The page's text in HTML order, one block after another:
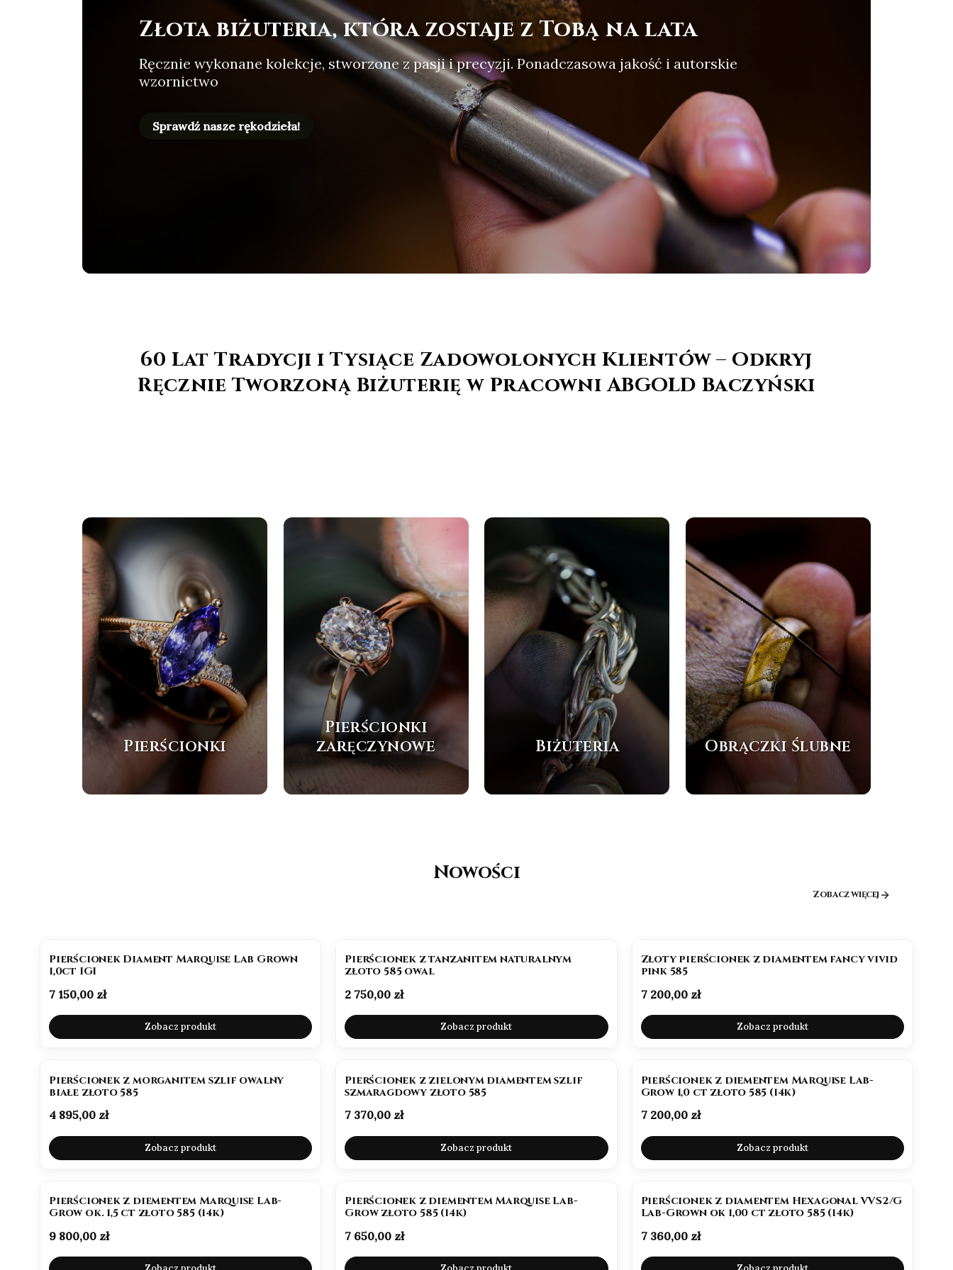
Złota biżuteria, która zostaje z Tobą na lata
Ręcznie wykonane kolekcje, stworzone z pasji i precyzji. Ponadczasowa jakość i autorskie
wzornictwo
Sprawdź nasze rękodzieła!
60 Lat Tradycji i Tysiące Zadowolonych Klientów – Odkryj
Ręcznie Tworzoną Biżuterię w Pracowni ABGOLD Baczyński
Pierścionki
Pierścionki
zaręczynowe
Biżuteria Obrączki Ślubne
Nowości
Zobacz więcej
Pierścionek Diament Marquise Lab Grown
1,0ct IGI
Cena
7 150,00 zł
Zobacz produkt
Pierścionek z tanzanitem naturalnym
złoto 585 owal
Cena
2 750,00 zł
Zobacz produkt
Złoty pierścionek z diamentem fancy vivid
pink 585
Cena
7 200,00 zł
Zobacz produkt
Pierścionek z morganitem szlif owalny
białe złoto 585
Cena
4 895,00 zł
Zobacz produkt
Pierścionek z zielonym diamentem szlif
szmaragdowy złoto 585
Cena
7 370,00 zł
Zobacz produkt
Pierścionek z diementem Marquise Lab-
Grow 1,0 ct złoto 585 (14k)
Cena
7 200,00 zł
Zobacz produkt
Pierścionek z diementem Marquise Lab-
Grow ok. 1,5 ct złoto 585 (14k)
Cena
9 800,00 zł
Pierścionek z diementem Marquise Lab-
Grow złoto 585 (14k)
Cena
7 650,00 zł
Pierścionek z diamentem Hexagonal VVS2/G
Lab-Grown ok 1,00 ct złoto 585 (14k)
Cena
7 360,00 zł